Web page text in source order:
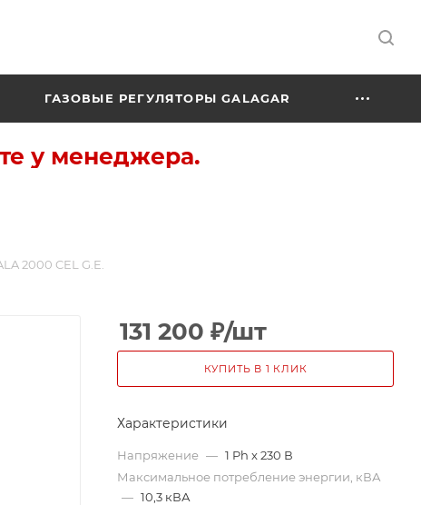
ГАЗОВЫЕ РЕГУЛЯТОРЫ GALAGAR
у менеджера.
2000 CEL G.E.
131 200 ₽/шт
КУПИТЬ В 1 КЛИК
Характеристики
Напряжение — 1 Ph x 230 В
Максимальное потребление энергии, кВА
— 10,3 кВА